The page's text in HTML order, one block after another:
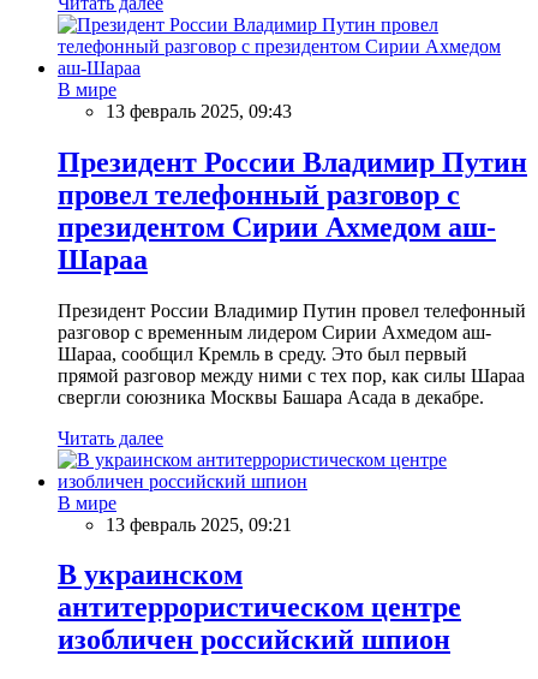
В мире
13 февраль 2025, 09:43
Президент России Владимир Путин
провел телефонный разговор с
президентом Сирии Ахмедом аш-
Шараа
Президент России Владимир Путин провел телефонный
разговор с временным лидером Сирии Ахмедом аш-
Шараа, сообщил Кремль в среду. Это был первый
прямой разговор между ними с тех пор, как силы Шараа
свергли союзника Москвы Башара Асада в декабре.
Читать далее
В мире
13 февраль 2025, 09:21
В украинском
антитеррористическом центре
изобличен российский шпион